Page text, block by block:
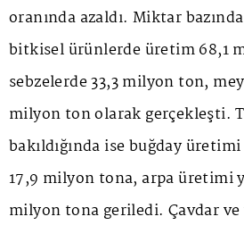
oranında azaldı. Miktar
bitkisel ürünlerde üretim 68,1
sebzelerde 33,3 milyon ton,
milyon ton olarak gerçekleşti.
bakıldığında ise buğday
17,9 milyon tona, arpa üretimi
milyon tona geriledi. Çavdar